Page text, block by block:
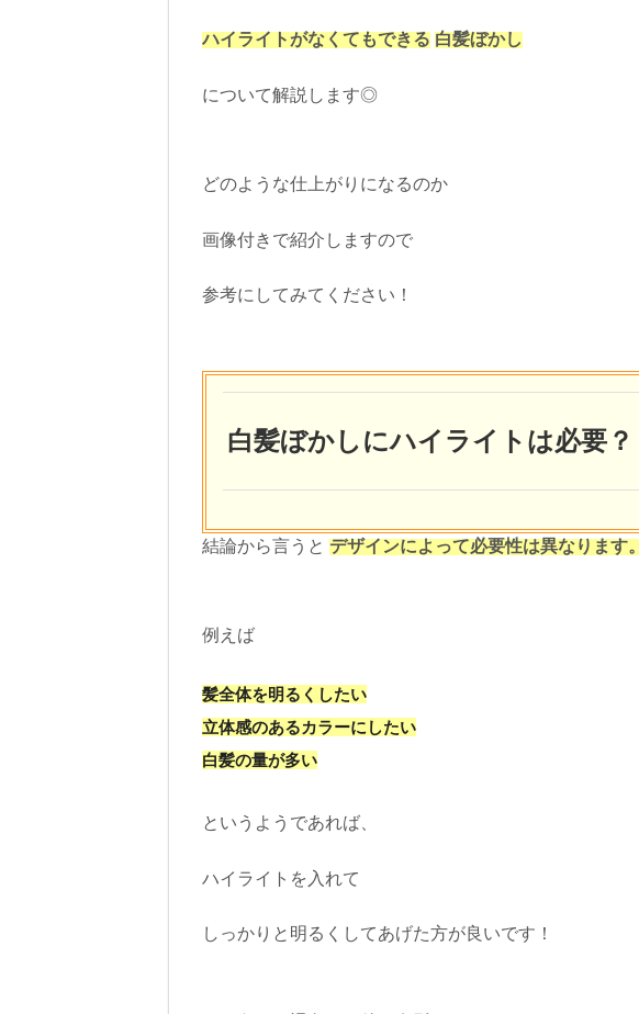
ハイライトがなくてもできる 白髪ぼかし
について解説します◎
どのような仕上がりになるのか
画像付きで紹介しますので
参考にしてみてください！
白髪ぼかしにハイライトは必要？
結論から言うと デザインによって必要性は異なります。
例えば
髪全体を明るくしたい
立体感のあるカラーにしたい
白髪の量が多い
というようであれば、
ハイライトを入れて
しっかりと明るくしてあげた方が良いです！